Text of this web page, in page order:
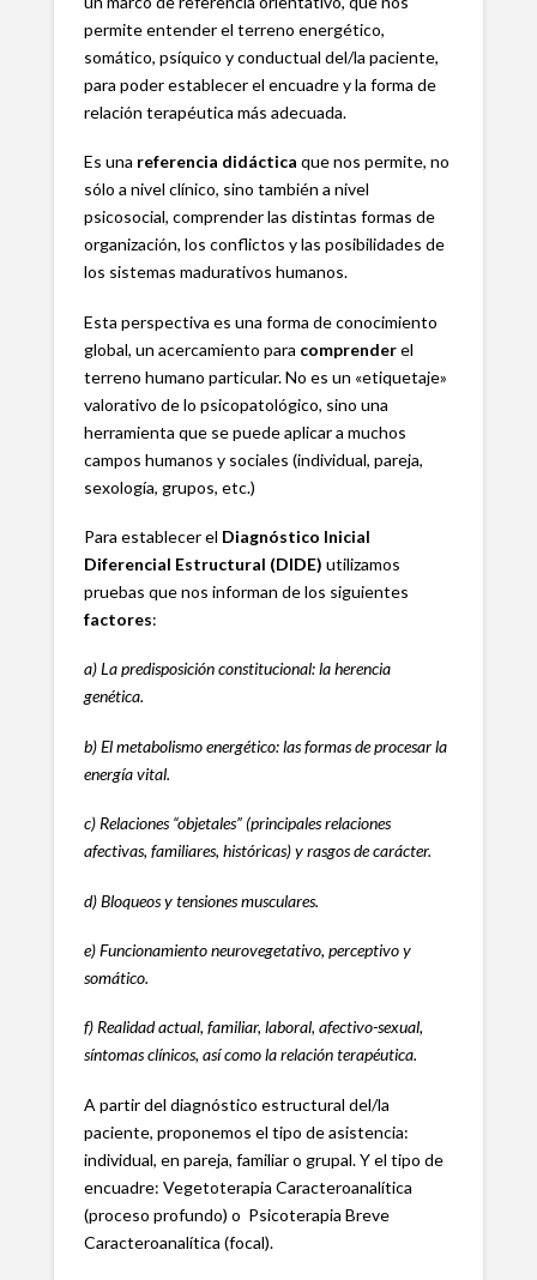
permite entender el terreno energético,
somático, psíquico y conductual del/la paciente,
para poder establecer el encuadre y la forma de
relación terapéutica más adecuada.
Es una referencia didáctica que nos permite, no
sólo a nivel clínico, sino también a nivel
psicosocial, comprender las distintas formas de
organización, los conflictos y las posibilidades de
los sistemas madurativos humanos.
Esta perspectiva es una forma de conocimiento
global, un acercamiento para comprenderel
terreno humano particular. No es un «etiquetaje»
valorativo de lo psicopatológico, sino una
herramienta que se puede aplicar a muchos
campos humanos y sociales (individual, pareja,
sexología, grupos, etc.)
Para establecer el Diagnóstico Inicial
Diferencial Estructural (DIDE) utilizamos
pruebas que nos informan de los siguientes
factores:
a) La predisposición constitucional: la herencia
genética.
b) El metabolismo energético: las formas de procesar la
energía vital.
c) Relaciones “objetales” (principales relaciones
afectivas, familiares, históricas) y rasgos de carácter.
d) Bloqueos y tensiones musculares.
e) Funcionamiento neurovegetativo, perceptivo y
somático.
f) Realidad actual, familiar, laboral, afectivo-sexual,
síntomas clínicos, así como la relación terapéutica.
A partir del diagnóstico estructural del/la
paciente, proponemos el tipo de asistencia:
individual, en pareja, familiar o grupal. Y el tipo de
encuadre: Vegetoterapia Caracteroanalítica
(proceso profundo) o Psicoterapia Breve
Caracteroanalítica (focal).